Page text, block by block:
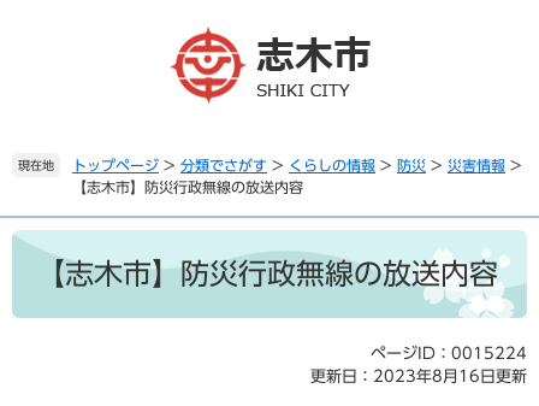
。
て
本
現在地 トップページ > 分類でさがす > くらしの情報 > 防災 > 災害情報 >
【志木市】防災行政無線の放送内容
本
【志木市】防災行政無線の放送内容
ページID：0015224
更新日：2023年8月16日更新